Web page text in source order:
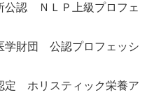
公認 ＮＬＰ上級プロフェ
学財団 公認プロフェッシ
定 ホリスティック栄養ア